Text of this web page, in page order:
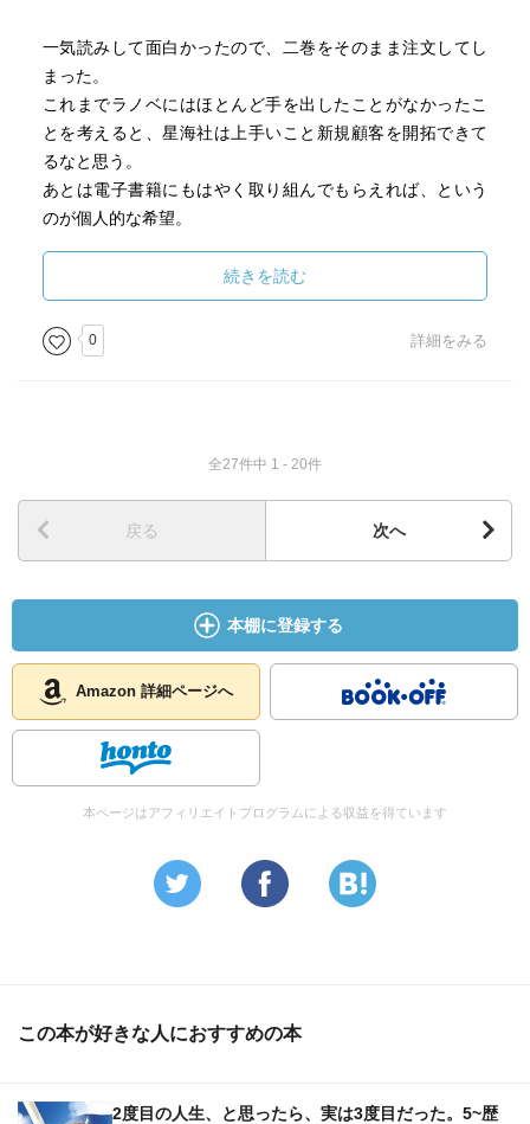
一気読みして面白かったので、二巻をそのまま注文してし
まった。
これまでラノベにはほとんど手を出したことがなかったこ
とを考えると、星海社は上手いこと新規顧客を開拓できて
るなと思う。
あとは電子書籍にもはやく取り組んでもらえれば、という
のが個人的な希望。
続きを読む
0 詳細をみる
全27件中 1 - 20件
戻る 次へ
本棚に登録する
Amazon 詳細ページへ
本ページはアフィリエイトプログラムによる収益を得ています
この本が好きな人におすすめの本
2度目の人生、と思ったら、実は3度目だった。5~歴